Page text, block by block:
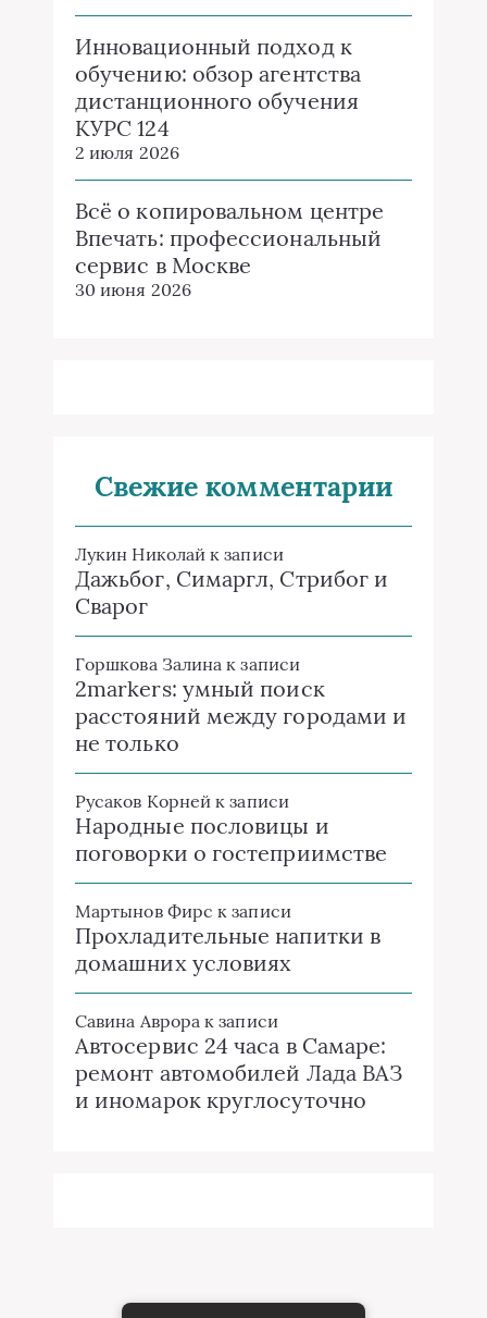
Инновационный подход к
обучению: обзор агентства
дистанционного обучения
КУРС 124
2 июля 2026
Всё о копировальном центре
Впечать: профессиональный
сервис в Москве
30 июня 2026
Свежие комментарии
Лукин Николай к записи
Дажьбог, Симаргл, Стрибог и
Сварог
Горшкова Залина к записи
2markers: умный поиск
расстояний между городами и
не только
Русаков Корней к записи
Народные пословицы и
поговорки о гостеприимстве
Мартынов Фирс к записи
Прохладительные напитки в
домашних условиях
Савина Аврора к записи
Автосервис 24 часа в Самаре:
ремонт автомобилей Лада ВАЗ
и иномарок круглосуточно